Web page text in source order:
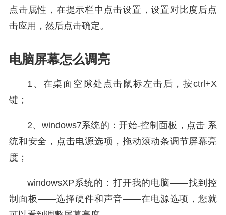
点击属性，在提示栏中点击设置，设置对比度后点
击应用，然后点击确定。
电脑屏幕怎么调亮
1、在桌面空隙处点击鼠标左击后，按ctrl+X
键；
2、windows7系统的：开始-控制面板，点击 系
统和安全，点击电源选项，拖动滚动条调节屏幕亮
度；
windowsXP系统的：打开我的电脑——找到控
制面板——选择硬件和声音——在电源选项，您就